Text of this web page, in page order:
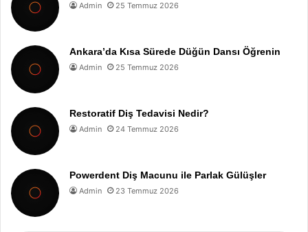
Admin 25 Temmuz 2026
Ankara’da Kısa Sürede Düğün Dansı Öğrenin
Admin 25 Temmuz 2026
Restoratif Diş Tedavisi Nedir?
Admin 24 Temmuz 2026
Powerdent Diş Macunu ile Parlak Gülüşler
Admin 23 Temmuz 2026